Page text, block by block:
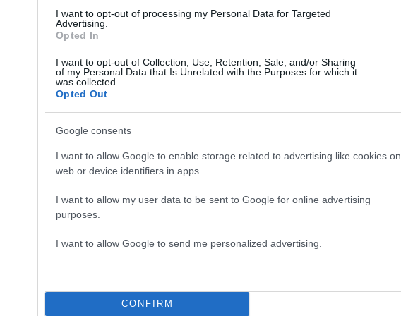
I want to opt-out of processing my Personal Data for Targeted
Advertising.
Opted In
I want to opt-out of Collection, Use, Retention, Sale, and/or Sharing
of my Personal Data that Is Unrelated with the Purposes for which it
was collected.
Opted Out
Google consents
I want to allow Google to enable storage related to advertising like cookies on
web or device identifiers in apps.
I want to allow my user data to be sent to Google for online advertising
purposes.
I want to allow Google to send me personalized advertising.
CONFIRM